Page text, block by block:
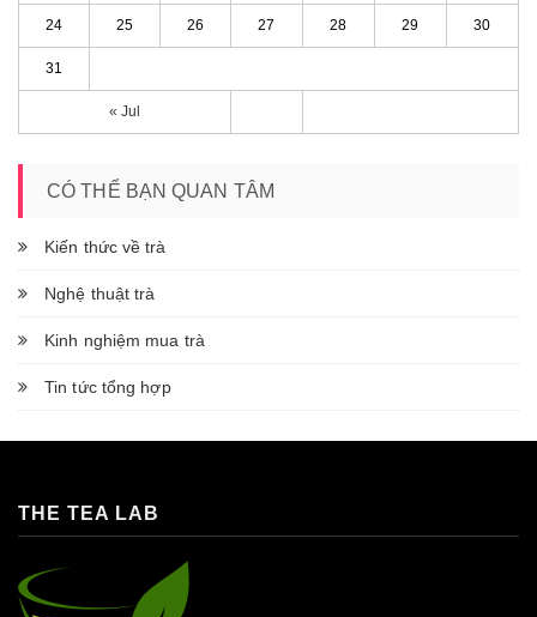
« Jul
24 25 26 27 28 29 30
31
CÓ THỂ BẠN QUAN TÂM
Kiến thức về trà
Nghệ thuật trà
Kinh nghiệm mua trà
Tin tức tổng hợp
THE TEA LAB